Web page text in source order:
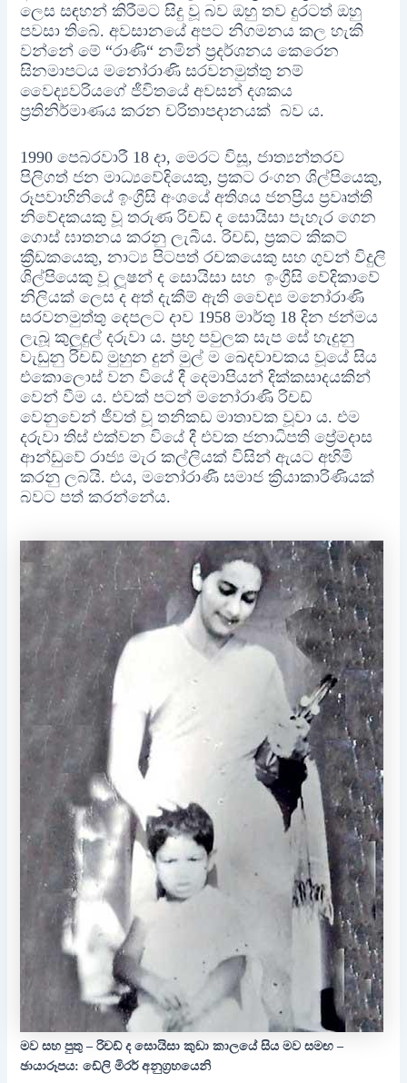
ලෙස සඳහන් කිරීමට සිදු වූ බව ඔහු තව දුරටත් ඔහු
පවසා තිබේ. අවසානයේ අපට නිගමනය කල හැකි
වන්නේ මේ “රාණි“ නමින් ප්‍රදර්ශනය කෙරෙන
සිනමාපටය මනෝරාණි සරවනමුත්තු නම්
වෛද්‍යවරියගේ ජීවිතයේ අවසන් දශකය
ප්‍රතිනිර්මාණය කරන චරිතාපදානයක් බව ය.
1990 පෙබරවාරී 18 දා, මෙරට විසූ, ජාත්‍යන්තරව
පිලිගත් ජන මාධ්‍යවේදියෙකු, ප්‍රකට රංගන ශිල්පියෙකු,
රූපවාහිනියේ ඉංග්‍රීසි අංශයේ අතිශය ජනප්‍රිය ප්‍රවෘත්ති
නිවේදකයකු වූ තරුණ රිචඩ් ද සොයිසා පැහැර ගෙන
ගොස් ඝාතනය කරනු ලැබීය. රිචඩ්, ප්‍රකට කිකට්
ක්‍රීඩකයෙකු, නාට්‍ය පිටපත් රචකයෙකු සහ ගුවන් විදුලි
ශිල්පියෙකු වූ ලූෂන් ද සොයිසා සහ ඉංග්‍රීසි වේදිකාවේ
නිලියක් ලෙස ද අත් දැකීම් ඇති වෛද්‍ය මනෝරාණි
සරවනමුත්තු දෙපලට දාව 1958 මාර්තු 18 දින ජන්මය
ලැබූ කුලුඳුල් දරුවා ය. ප්‍රභූ පවුලක සැප සේ හැදුනු
වැඩුනු රිචඩ් මුහුන දුන් මුල් ම ඛෙදවාචකය වූයේ සිය
එකොලොස් වන වියේ දී දෙමාපියන් දික්කසාදයකින්
වෙන් වීම ය. එවක් පටන් මනෝරාණි රිචඩ්
වෙනුවෙන් ජීවත් වූ තනිකඩ මාතාවක වූවා ය. එම
දරුවා තිස් එක්වන වියේ දී එවක ජනාධිපති ප්‍රේමදාස
ආන්ඩුවේ රාජ්‍ය මැර කල්ලියක් විසින් ඇයට අහිමි
කරනු ලබයි. එය, මනෝරාණී සමාජ ක්‍රියාකාරිණියක්
බවට පත් කරන්නේය.
මව සහ පුතු – රිචඩ් ද සොයිසා කුඩා කාලයේ සිය මව සමඟ –
ඡායාරූපය: ඩේලි මිරර් අනුග්‍රහයෙනි